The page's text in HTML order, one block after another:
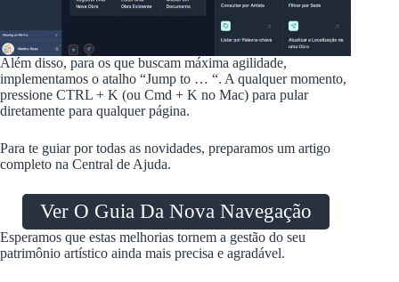
Além disso, para os que buscam máxima agilidade,
implementamos o atalho “Jump to … “. A qualquer momento,
pressione CTRL + K (ou Cmd + K no Mac) para pular
diretamente para qualquer página.
Para te guiar por todas as novidades, preparamos um artigo
completo na Central de Ajuda.
Ver O Guia Da Nova Navegação
Esperamos que estas melhorias tornem a gestão do seu
patrimônio artístico ainda mais precisa e agradável.